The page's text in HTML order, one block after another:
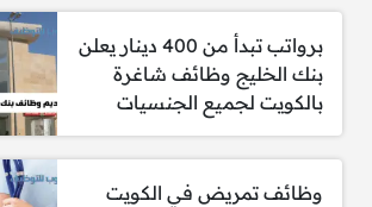
برواتب تبدأ من 400 دينار يعلن
بنك الخليج وظائف شاغرة
بالكويت لجميع الجنسيات
وظائف تمريض في الكويت